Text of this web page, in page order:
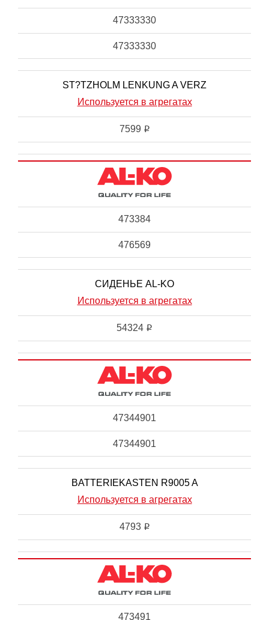
47333330
47333330
ST?TZHOLM LENKUNG A VERZ
Используется в агрегатах
7599 i
473384
476569
СИДЕНЬЕ AL-KO
Используется в агрегатах
54324 i
47344901
47344901
BATTERIEKASTEN R9005 A
Используется в агрегатах
4793 i
473491